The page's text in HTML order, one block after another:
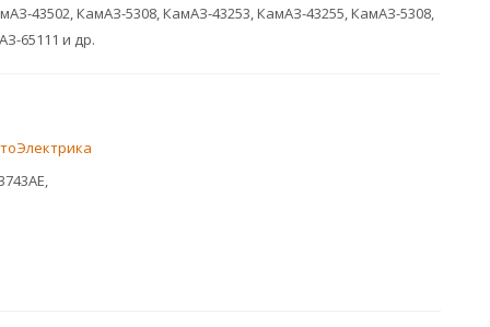
43502, КамАЗ-5308, КамАЗ-43253, КамАЗ-43255, КамАЗ-5308,
65111 и др.